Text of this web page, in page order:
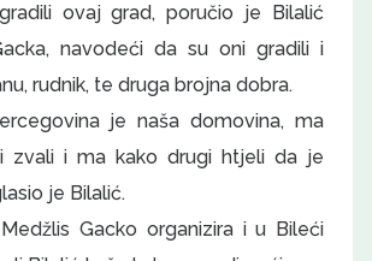
ovaj grad, poručio je Bilalić
navodeći da su oni gradili i
rudnik, te druga brojna dobra.
je naša domovina, ma
zvali i ma kako drugi htjeli da je
je Bilalić.
Gacko organizira i u Bileći